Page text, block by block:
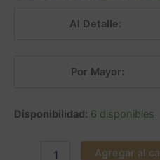
Al Detalle:
Por Mayor:
Disponibilidad: 6 disponibles
Agregar al